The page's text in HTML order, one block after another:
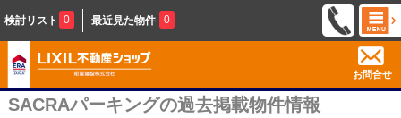
検討リスト 0 最近見た物件 0
お問合せ
SACRAパーキングの過去掲載物件情報